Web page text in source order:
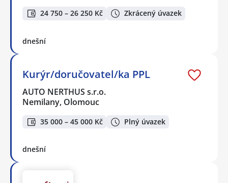
24 750 – 26 250 Kč Zkrácený úvazek
dnešní
Kurýr/doručovatel/ka PPL
AUTO NERTHUS s.r.o.
Nemilany, Olomouc
35 000 – 45 000 Kč Plný úvazek
dnešní